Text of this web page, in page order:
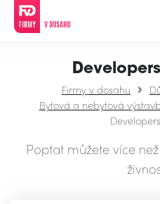
Firmy v dosahu
Bytová a nebytová
Poptat můžete více